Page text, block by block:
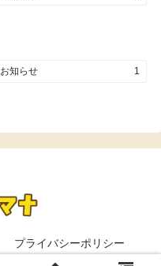
お知らせ 1
プライバシーポリシー